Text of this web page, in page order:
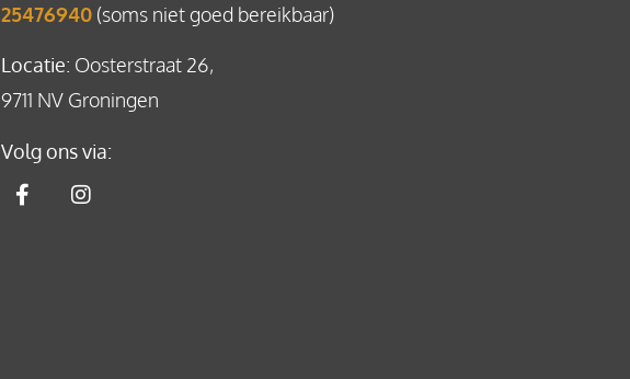
25476940(soms niet goed bereikbaar)
Locatie: Oosterstraat 26,
9711 NV Groningen
Volg ons via: